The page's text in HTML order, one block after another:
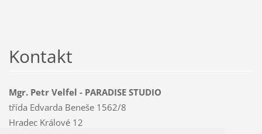
Kontakt
Mgr. Petr Velfel - PARADISE STUDIO
třída Edvarda Beneše 1562/8
Hradec Králové 12